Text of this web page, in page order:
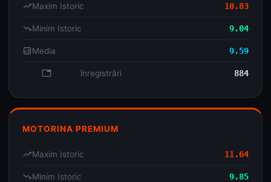
trending_upMaxim Istoric 10.83
trending_downMinim Istoric 9.04
analyticsMedia 9.59
database înregistrări 884
MOTORINA PREMIUM
trending_upMaxim Istoric 11.64
trending_downMinim Istoric 9.85